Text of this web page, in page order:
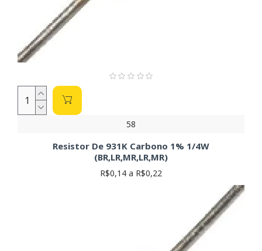
58
Resistor De 931K Carbono 1% 1/4W
(BR,LR,MR,LR,MR)
R$0,14 a R$0,22